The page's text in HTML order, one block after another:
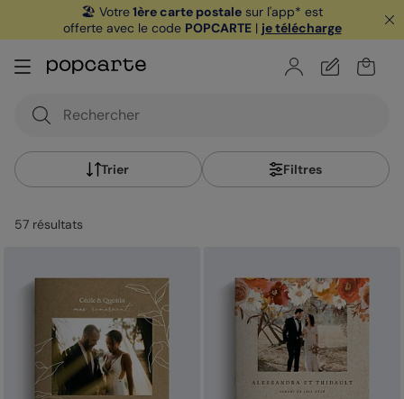
🏖️ Votre1ère carte postale sur l'app* est
offerte avec le code POPCARTE| je télécharge
Trier Filtres
57 résultats